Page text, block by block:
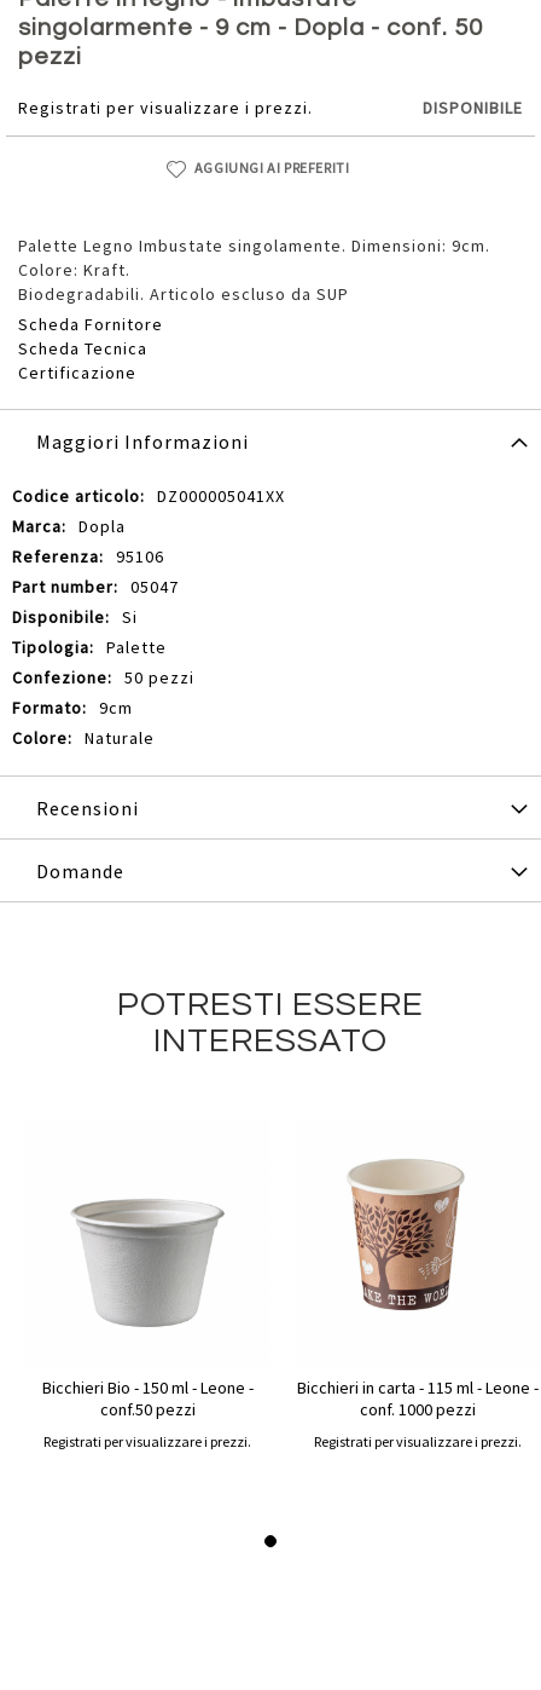
singolarmente - 9 cm - Dopla - conf. 50
pezzi
Registrati per visualizzare i prezzi. DISPONIBILE
AGGIUNGI AI PREFERITI
Palette Legno Imbustate singolamente. Dimensioni: 9cm.
Colore: Kraft.
Biodegradabili. Articolo escluso da SUP
Scheda Fornitore
Scheda Tecnica
Certificazione
della
galleria
di
Maggiori Informazioni
Maggiori
Informazioni
DZ000005041XX
Dopla
95106
05047
Si
Palette
50 pezzi
9cm
Naturale
Recensioni
Domande
POTRESTI ESSERE
INTERESSATO
Bicchieri Bio - 150 ml - Leone -
conf.50 pezzi
Registrati per visualizzare i prezzi.
Bicchieri in carta - 115 ml - Leone -
conf. 1000 pezzi
Registrati per visualizzare i prezzi.